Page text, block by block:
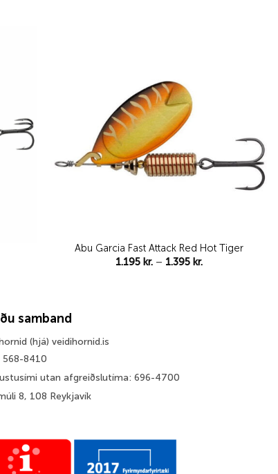
Abu Garcia Fast Attack Red Hot Tiger
1.195kr. – 1.395kr.Price
samband
(hjá) veidihornid.is
568-8410
utan afgreiðslutíma: 696-4700
8, 108 Reykjavík